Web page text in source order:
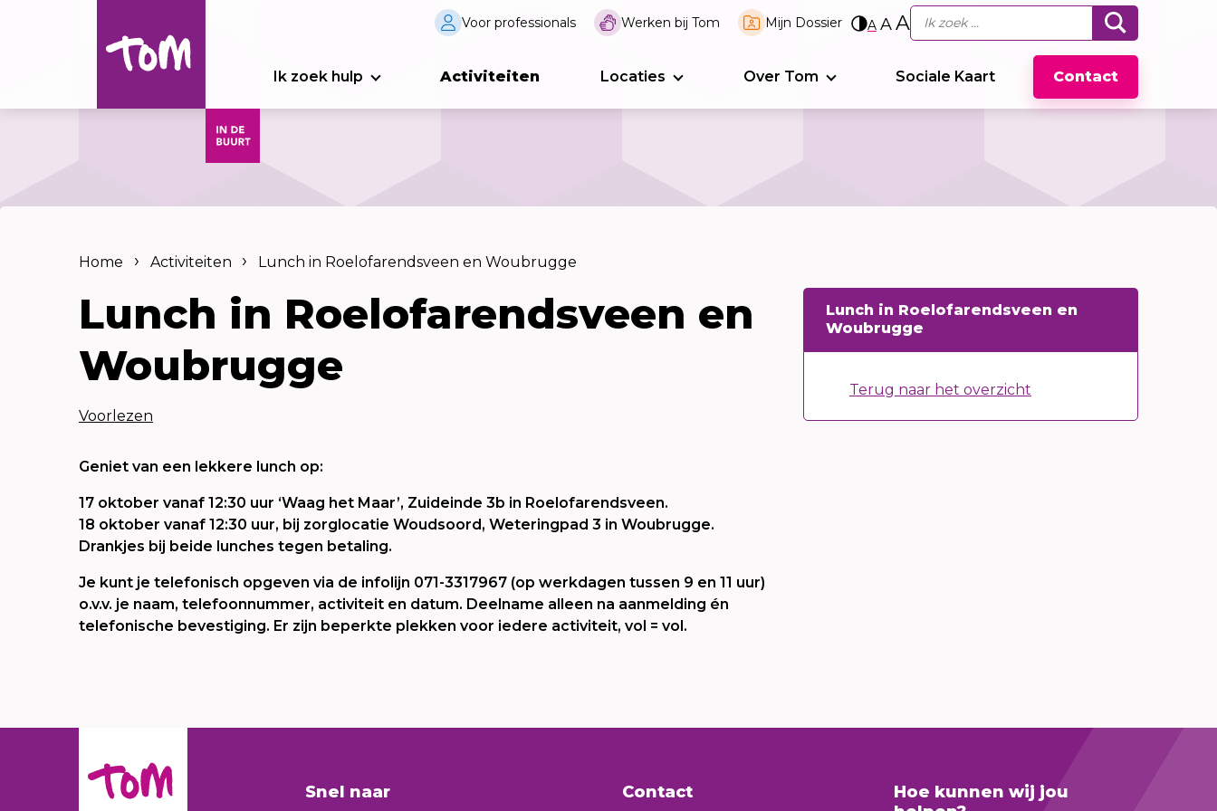
Voor professionals Werken bij Tom Mijn Dossier A AA
Ik zoek hulp Activiteiten Locaties Over Tom Sociale Kaart Contact
Home Activiteiten Lunch in Roelofarendsveen en Woubrugge
Lunch in Roelofarendsveen en
Woubrugge
Voorlezen
Geniet van een lekkere lunch op:
17 oktober vanaf 12:30 uur ‘Waag het Maar’, Zuideinde 3b in Roelofarendsveen.
18 oktober vanaf 12:30 uur, bij zorglocatie Woudsoord, Weteringpad 3 in Woubrugge.
Drankjes bij beide lunches tegen betaling.
Je kunt je telefonisch opgeven via de infolijn 071-3317967 (op werkdagen tussen 9 en 11 uur)
o.v.v. je naam, telefoonnummer, activiteit en datum. Deelname alleen na aanmelding én
telefonische bevestiging. Er zijn beperkte plekken voor iedere activiteit, vol = vol.
Lunch in Roelofarendsveen en
Woubrugge
Terug naar het overzicht
Snel naar Contact
Hoe kunnen wij jou